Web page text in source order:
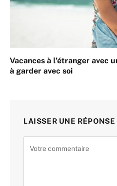
Vacances à l’étranger avec
à garder avec soi
LAISSER UNE RÉPONSE